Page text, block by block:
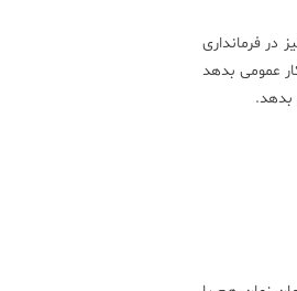
در فرمانداری
عمومی بدهد
بدهد.